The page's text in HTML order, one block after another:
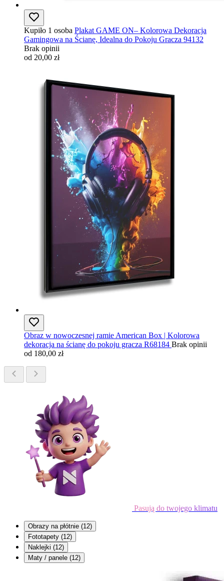
Kupiło 1 osoba Plakat GAME ON– Kolorowa Dekoracja
Gamingowa na Ścianę, Idealna do Pokoju Gracza 94132
Brak opinii
od 20,00 zł
Obraz w nowoczesnej ramie American Box | Kolorowa
dekoracja na ścianę do pokoju gracza R68184 Brak opinii
od 180,00 zł
Pasują do twojego klimatu
Obrazy na płótnie (12)
Fototapety (12)
Naklejki (12)
Maty / panele (12)